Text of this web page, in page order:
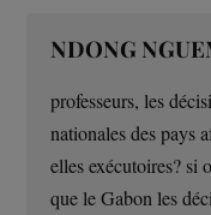
NDONG
professeurs, les
nationales des pays
elles exécutoires? si
que le Gabon les